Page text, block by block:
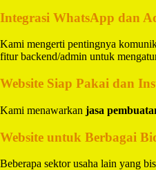
Integrasi WhatsApp dan
Kami mengerti pentingnya
fitur backend/admin untuk
Website Siap Pakai dan
Kami menawarkan jasa
Website untuk Berbagai
Beberapa sektor usaha lain yang